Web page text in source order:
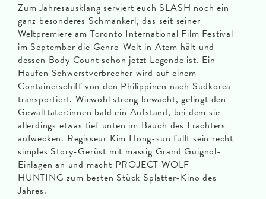
Zum Jahresausklang serviert euch SLASH noch ein
ganz besonderes Schmankerl, das seit seiner
Weltpremiere am Toronto International Film Festival
im September die Genre-Welt in Atem hält und
dessen Body Count schon jetzt Legende ist. Ein
Haufen Schwerstverbrecher wird auf einem
Containerschiff von den Philippinen nach Südkorea
transportiert. Wiewohl streng bewacht, gelingt den
Gewalttäter:innen bald ein Aufstand, bei dem sie
allerdings etwas tief unten im Bauch des Frachters
aufwecken. Regisseur Kim Hong-sun füllt sein recht
simples Story-Gerüst mit massig Grand Guignol-
Einlagen an und macht PROJECT WOLF
HUNTING zum besten Stück Splatter-Kino des
Jahres.